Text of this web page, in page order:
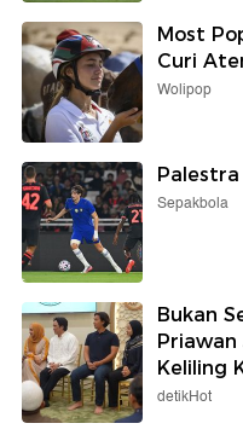
Most
Curi
Wolipop
Palestra
Sepakbola
Bukan
Priawan
Keliling
detikHot